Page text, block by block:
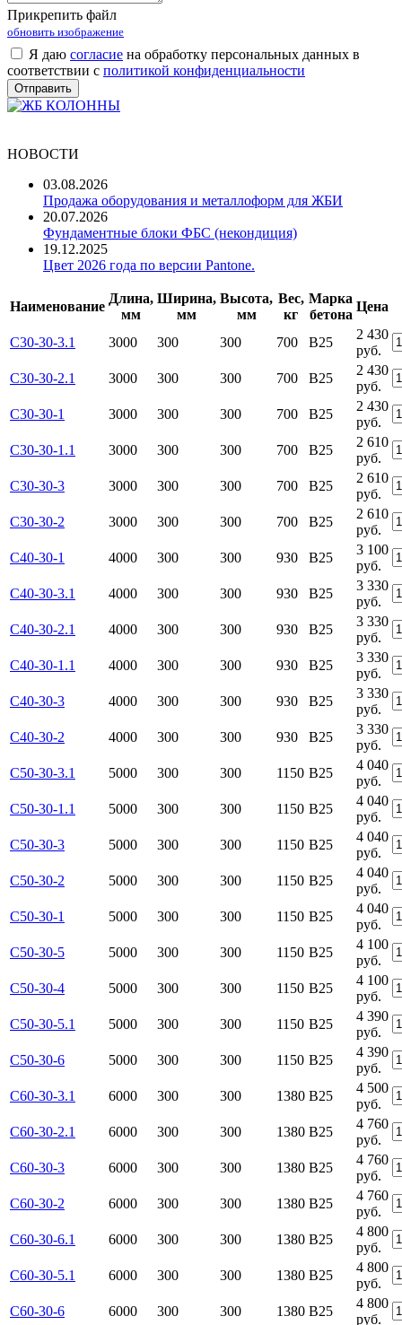
Прикрепить файл
обновить изображение
Я даю согласие на обработку персональных данных в
соответствии с политикой конфиденциальности
НОВОСТИ
03.08.2026
Продажа оборудования и металлоформ для ЖБИ
20.07.2026
Фундаментные блоки ФБС (некондиция)
19.12.2025
Цвет 2026 года по версии Pantone.
Наименование
Длина,
мм
Ширина,
мм
Высота,
мм
Вес,
кг
Марка
бетона
Цена
С30-30-3.1 3000 300 300 700 В25
2 430
руб.
С30-30-2.1
3000 300 300 700 В25
2 430
руб.
С30-30-1
3000 300 300 700 В25
2 430
руб.
С30-30-1.1
3000 300 300 700 В25
2 610
руб.
С30-30-3
3000 300 300 700 В25
2 610
руб.
С30-30-2
3000 300 300 700 В25
2 610
руб.
С40-30-1
4000 300 300 930 В25
3 100
руб.
С40-30-3.1
4000 300 300 930 В25
3 330
руб.
С40-30-2.1
4000 300 300 930 В25
3 330
руб.
С40-30-1.1
4000 300 300 930 В25
3 330
руб.
С40-30-3
4000 300 300 930 В25
3 330
руб.
С40-30-2
4000 300 300 930 B25
3 330
руб.
С50-30-3.1
5000 300 300 1150 В25
4 040
руб.
С50-30-1.1
5000 300 300 1150 В25
4 040
руб.
С50-30-3
5000 300 300 1150 В25
4 040
руб.
С50-30-2
5000 300 300 1150 В25
4 040
руб.
С50-30-1
5000 300 300 1150 В25
4 040
руб.
С50-30-5
5000 300 300 1150 В25
4 100
руб.
С50-30-4
5000 300 300 1150 В25
4 100
руб.
С50-30-5.1
5000 300 300 1150 В25
4 390
руб.
С50-30-6
5000 300 300 1150 В25
4 390
руб.
С60-30-3.1
6000 300 300 1380 В25
4 500
руб.
С60-30-2.1
6000 300 300 1380 В25
4 760
руб.
С60-30-3
6000 300 300 1380 В25
4 760
руб.
С60-30-2
6000 300 300 1380 В25
4 760
руб.
С60-30-6.1
6000 300 300 1380 В25
4 800
руб.
С60-30-5.1
6000 300 300 1380 В25
4 800
руб.
С60-30-6
6000 300 300 1380 В25
4 800
руб.